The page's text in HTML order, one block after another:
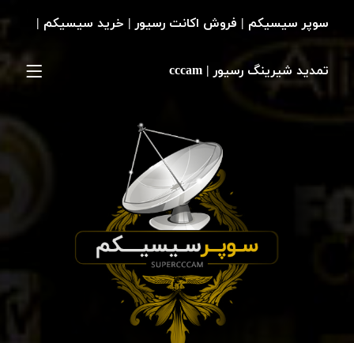
سوپر سیسیکم | فروش اکانت رسیور | خرید سیسیکم |
تمدید شیرینگ رسیور | cccam